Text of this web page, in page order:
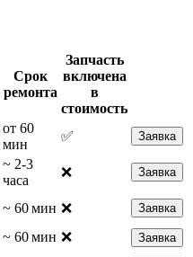
Срок
ремонта
Запчасть
включена
в
стоимость
от 60
мин
✅ Заявка
~ 2-3
часа
❌ Заявка
~ 60 мин ❌ Заявка
~ 60 мин ❌ Заявка